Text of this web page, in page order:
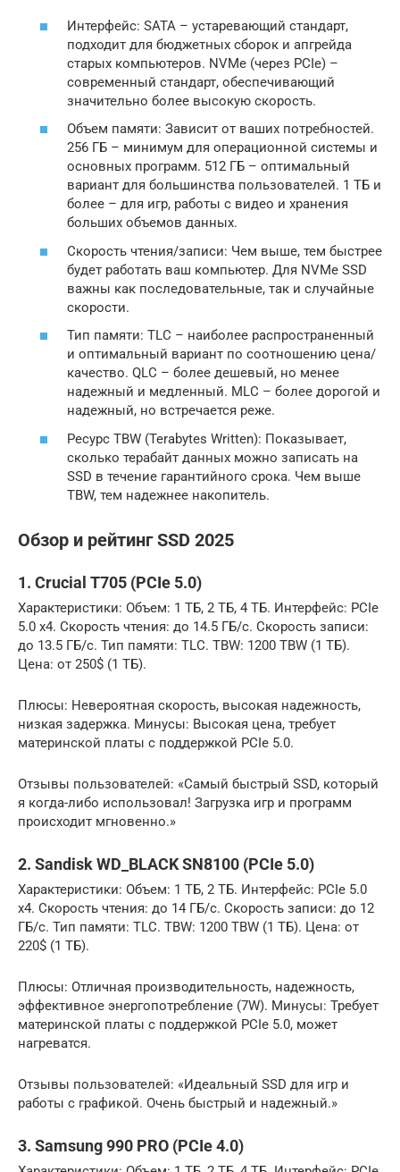
Интерфейс: SATA – устаревающий стандарт,
подходит для бюджетных сборок и апгрейда
старых компьютеров. NVMe (через PCIe) –
современный стандарт, обеспечивающий
значительно более высокую скорость.
Объем памяти: Зависит от ваших потребностей.
256 ГБ – минимум для операционной системы и
основных программ. 512 ГБ – оптимальный
вариант для большинства пользователей. 1 ТБ и
более – для игр, работы с видео и хранения
больших объемов данных.
Скорость чтения/записи: Чем выше, тем быстрее
будет работать ваш компьютер. Для NVMe SSD
важны как последовательные, так и случайные
скорости.
Тип памяти: TLC – наиболее распространенный
и оптимальный вариант по соотношению цена/
качество. QLC – более дешевый, но менее
надежный и медленный. MLC – более дорогой и
надежный, но встречается реже.
Ресурс TBW (Terabytes Written): Показывает,
сколько терабайт данных можно записать на
SSD в течение гарантийного срока. Чем выше
TBW, тем надежнее накопитель.
Обзор и рейтинг SSD 2025
1. Crucial T705 (PCIe 5.0)
Характеристики: Объем: 1 ТБ, 2 ТБ, 4 ТБ. Интерфейс: PCIe
5.0 x4. Скорость чтения: до 14.5 ГБ/с. Скорость записи:
до 13.5 ГБ/с. Тип памяти: TLC. TBW: 1200 TBW (1 ТБ).
Цена: от 250$ (1 ТБ).
Плюсы: Невероятная скорость, высокая надежность,
низкая задержка. Минусы: Высокая цена, требует
материнской платы с поддержкой PCIe 5.0.
Отзывы пользователей: «Самый быстрый SSD, который
я когда-либо использовал! Загрузка игр и программ
происходит мгновенно.»
2. Sandisk WD_BLACK SN8100 (PCIe 5.0)
Характеристики: Объем: 1 ТБ, 2 ТБ. Интерфейс: PCIe 5.0
x4. Скорость чтения: до 14 ГБ/с. Скорость записи: до 12
ГБ/с. Тип памяти: TLC. TBW: 1200 TBW (1 ТБ). Цена: от
220$ (1 ТБ).
Плюсы: Отличная производительность, надежность,
эффективное энергопотребление (7W). Минусы: Требует
материнской платы с поддержкой PCIe 5.0, может
нагреватся.
Отзывы пользователей: «Идеальный SSD для игр и
работы с графикой. Очень быстрый и надежный.»
3. Samsung 990 PRO (PCIe 4.0)